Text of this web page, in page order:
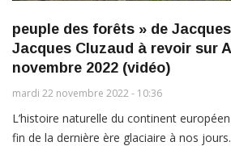
peuple des forêts » de
Jacques Cluzaud à revoir sur
novembre 2022 (vidéo)
mardi 22 novembre 2022 - 10:36
L’histoire naturelle du continent
fin de la dernière ère glaciaire à nos